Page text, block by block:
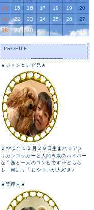
14
15 16 17 18 19
20
21
22 23 24 25 26
27
28
29 30 - - - -
PROFILE
★ジョン＆チビ兄★
２○○５年１２月２９日生まれ☆アメ
リカンコッカーと人間６歳のハイパー
な１匹と一人のコンビです☆どちら
も 何より「おやつ」が大好き♪
★管理人★